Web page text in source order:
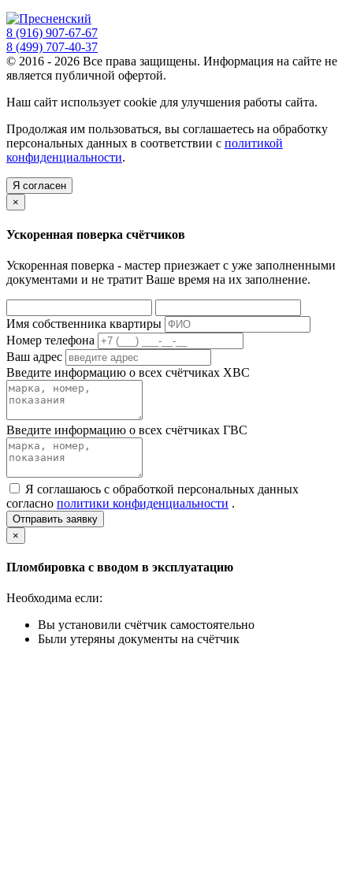
8 (916) 907-67-67
8 (499) 707-40-37
© 2016 - 2026 Все права защищены. Информация на сайте не
является публичной офертой.
Наш сайт использует cookie для улучшения работы сайта.
Продолжая им пользоваться, вы соглашаетесь на обработку
персональных данных в соответствии с политикой
конфиденциальности.
Я согласен
×
Ускоренная поверка счётчиков
Ускоренная поверка - мастер приезжает с уже заполненными
документами и не тратит Ваше время на их заполнение.
Имя собственника квартиры
Номер телефона
Ваш адрес
Введите информацию о всех счётчиках ХВС
Введите информацию о всех счётчиках ГВС
Я соглашаюсь с обработкой персональных данных
согласно политики конфиденциальности .
Отправить заявку
×
Пломбировка с вводом в эксплуатацию
Необходима если:
Вы установили счётчик самостоятельно
Были утеряны документы на счётчик